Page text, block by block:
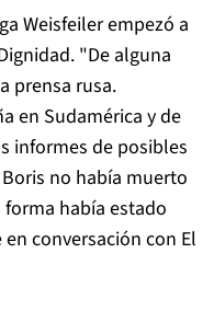
Weisfeiler empezó a
"De alguna
prensa rusa.
en Sudamérica y de
informes de posibles
no había muerto
había estado
conversación con El